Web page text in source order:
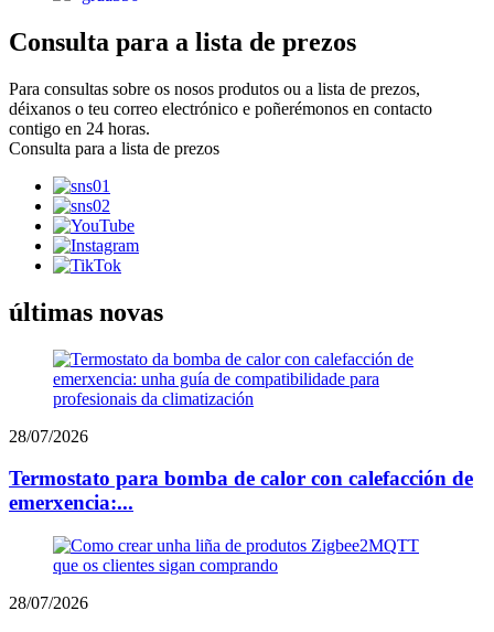
Consulta para a lista de prezos
Para consultas sobre os nosos produtos ou a lista de prezos,
déixanos o teu correo electrónico e poñerémonos en contacto
contigo en 24 horas.
Consulta para a lista de prezos
últimas novas
28/07/2026
Termostato para bomba de calor con calefacción de
emerxencia:...
28/07/2026